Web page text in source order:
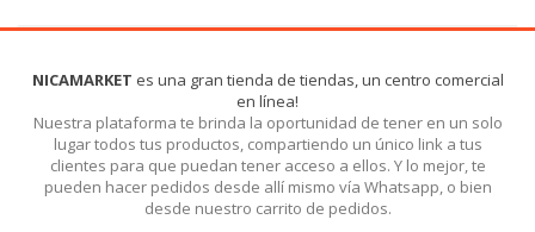
NICAMARKET es una gran tienda de tiendas, un centro comercial
en línea!
Nuestra plataforma te brinda la oportunidad de tener en un solo
lugar todos tus productos, compartiendo un único link a tus
clientes para que puedan tener acceso a ellos. Y lo mejor, te
pueden hacer pedidos desde allí mismo vía Whatsapp, o bien
desde nuestro carrito de pedidos.